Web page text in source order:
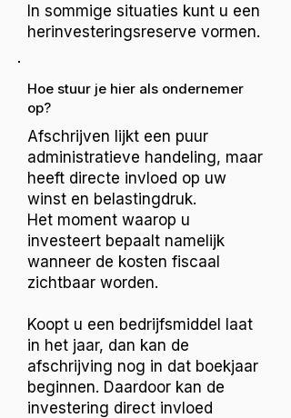
In sommige situaties kunt u een
herinvesteringsreserve vormen.
Hoe stuur je hier als ondernemer
op?
Afschrijven lijkt een puur
administratieve handeling, maar
heeft directe invloed op uw
winst en belastingdruk.
Het moment waarop u
investeert bepaalt namelijk
wanneer de kosten fiscaal
zichtbaar worden.
Koopt u een bedrijfsmiddel laat
in het jaar, dan kan de
afschrijving nog in dat boekjaar
beginnen. Daardoor kan de
investering direct invloed